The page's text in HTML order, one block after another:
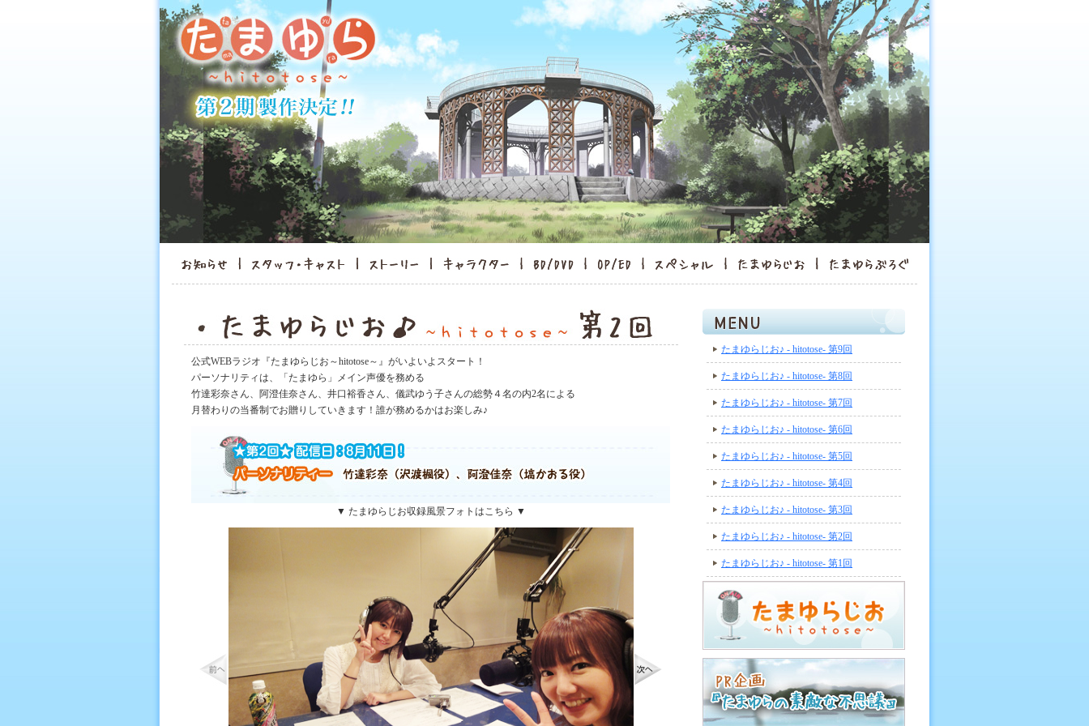
公式WEBラジオ『たまゆらじお～hitotose～』がいよいよスタート！
パーソナリティは、「たまゆら」メイン声優を務める
竹達彩奈さん、阿澄佳奈さん、井口裕香さん、儀武ゆう子さんの総勢４名の内2名による
月替わりの当番制でお贈りしていきます！誰が務めるかはお楽しみ♪
▼ たまゆらじお収録風景フォトはこちら ▼
たまゆらじお♪ - hitotose- 第9回
たまゆらじお♪ - hitotose- 第8回
たまゆらじお♪ - hitotose- 第7回
たまゆらじお♪ - hitotose- 第6回
たまゆらじお♪ - hitotose- 第5回
たまゆらじお♪ - hitotose- 第4回
たまゆらじお♪ - hitotose- 第3回
たまゆらじお♪ - hitotose- 第2回
たまゆらじお♪ - hitotose- 第1回